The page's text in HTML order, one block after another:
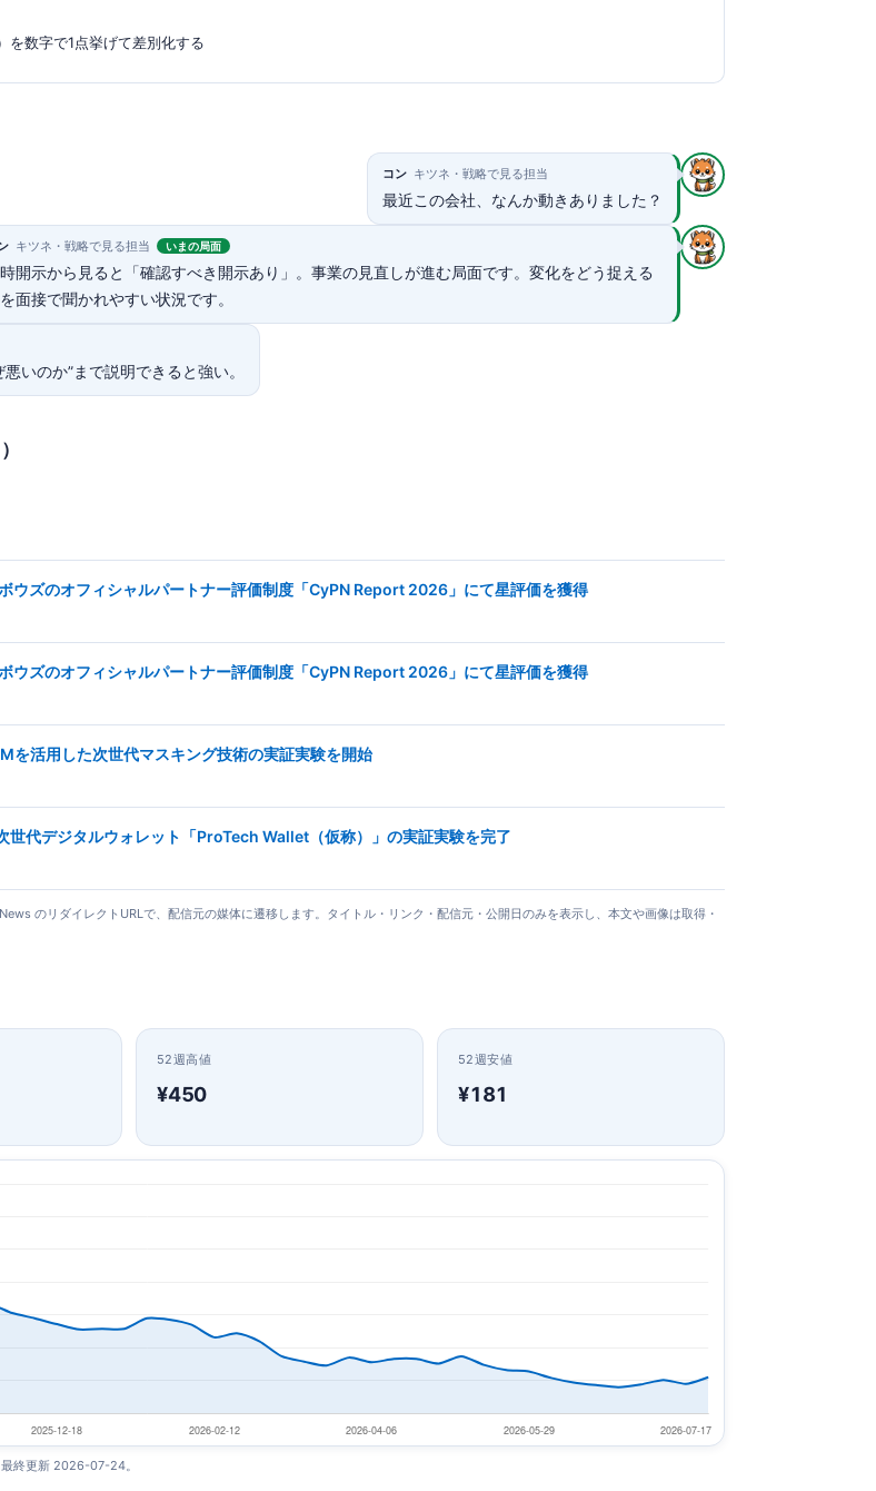
を数字で1点挙げて差別化する
コン キツネ・戦略で見る担当
最近この会社、なんか動きありました？
キツネ・戦略で見る担当 いまの局面
開示から見ると「確認すべき開示あり」。事業の見直しが進む局面です。変化をどう捉える
面接で聞かれやすい状況です。
いのか”まで説明できると強い。
ズのオフィシャルパートナー評価制度「CyPN Report 2026」にて星評価を獲得
ズのオフィシャルパートナー評価制度「CyPN Report 2026」にて星評価を獲得
を活用した次世代マスキング技術の実証実験を開始
代デジタルウォレット「ProTech Wallet（仮称）」の実証実験を完了
のリダイレクトURLで、配信元の媒体に遷移します。タイトル・リンク・配信元・公開日のみを表示し、本文や画像は取得・
52週高値
¥450
52週安値
¥181
終更新 2026-07-24。